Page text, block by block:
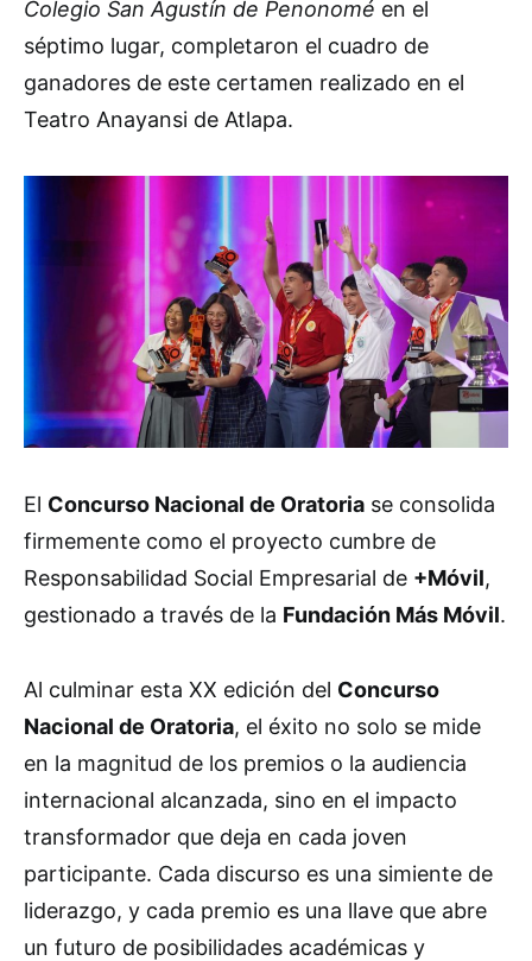
Colegio San Agustín de Penonomé en el
séptimo lugar, completaron el cuadro de
ganadores de este certamen realizado en el
Teatro Anayansi de Atlapa.
El Concurso Nacional de Oratoria se consolida
firmemente como el proyecto cumbre de
Responsabilidad Social Empresarial de +Móvil,
gestionado a través de la Fundación Más Móvil.
Al culminar esta XX edición del Concurso
Nacional de Oratoria, el éxito no solo se mide
en la magnitud de los premios o la audiencia
internacional alcanzada, sino en el impacto
transformador que deja en cada joven
participante. Cada discurso es una simiente de
liderazgo, y cada premio es una llave que abre
un futuro de posibilidades académicas y